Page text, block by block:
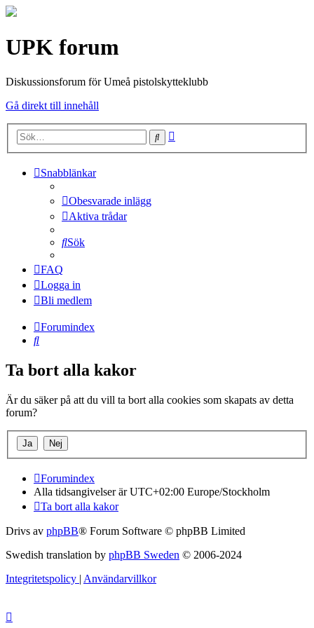
UPK forum
Diskussionsforum för Umeå pistolskytteklubb
Gå direkt till innehåll
Sök
Snabblänkar
Obesvarade inlägg
Aktiva trådar
Sök
FAQ
Logga in
Bli medlem
Forumindex
Sök
Ta bort alla kakor
Är du säker på att du vill ta bort alla cookies som skapats av detta
forum?
Forumindex
Alla tidsangivelser är UTC+02:00 Europe/Stockholm
Ta bort alla kakor
Drivs av phpBB® Forum Software © phpBB Limited
Swedish translation by phpBB Sweden © 2006-2024
Integritetspolicy | Användarvillkor